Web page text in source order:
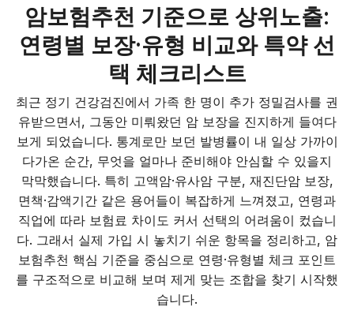
암보험추천 기준으로 상위노출:
연령별 보장·유형 비교와 특약 선
택 체크리스트
최근 정기 건강검진에서 가족 한 명이 추가 정밀검사를 권
유받으면서, 그동안 미뤄왔던 암 보장을 진지하게 들여다
보게 되었습니다. 통계로만 보던 발병률이 내 일상 가까이
다가온 순간, 무엇을 얼마나 준비해야 안심할 수 있을지
막막했습니다. 특히 고액암·유사암 구분, 재진단암 보장,
면책·감액기간 같은 용어들이 복잡하게 느껴졌고, 연령과
직업에 따라 보험료 차이도 커서 선택의 어려움이 컸습니
다. 그래서 실제 가입 시 놓치기 쉬운 항목을 정리하고, 암
보험추천 핵심 기준을 중심으로 연령·유형별 체크 포인트
를 구조적으로 비교해 보며 제게 맞는 조합을 찾기 시작했
습니다.